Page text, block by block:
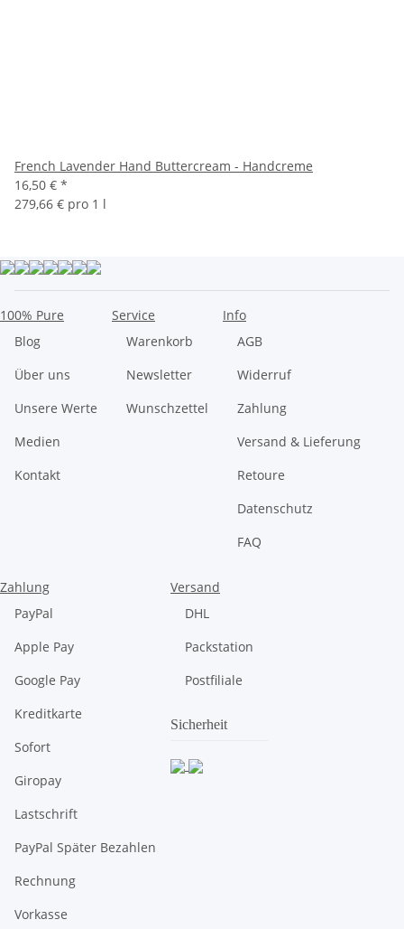
French Lavender Hand Buttercream - Handcreme
16,50 € *
279,66 € pro 1 l
100% Pure
Blog
Über uns
Unsere Werte
Medien
Kontakt
Service
Warenkorb
Newsletter
Wunschzettel
Info
AGB
Widerruf
Zahlung
Versand & Lieferung
Retoure
Datenschutz
FAQ
Zahlung
PayPal
Apple Pay
Google Pay
Kreditkarte
Sofort
Giropay
Lastschrift
PayPal Später Bezahlen
Rechnung
Vorkasse
Versand
DHL
Packstation
Postfiliale
Sicherheit